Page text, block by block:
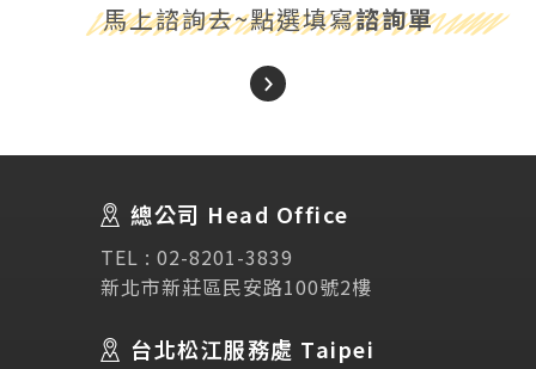
講座活動
Testimonial
馬上諮詢去~點選填寫諮詢單
總公司 Head Office
TEL : 02-8201-3839
新北市新莊區民安路100號2樓
台北松江服務處 Taipei